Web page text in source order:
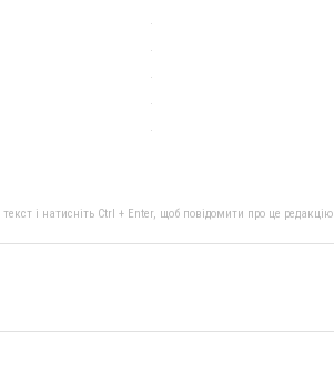
і натисніть Ctrl + Enter, щоб повідомити про це редакцію